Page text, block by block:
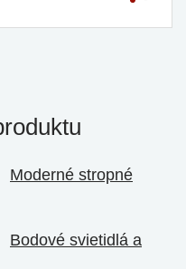
Moderné stropné
Bodové svietidlá a